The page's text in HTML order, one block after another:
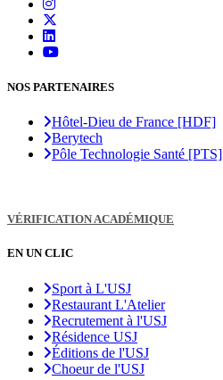
NOS PARTENAIRES
Hôtel-Dieu de France [HDF]
Berytech
Pôle Technologie Santé [PTS]
VÉRIFICATION ACADÉMIQUE
EN UN CLIC
Sport à L'USJ
Restaurant L'Atelier
Recrutement à l'USJ
Résidence USJ
Éditions de l'USJ
Choeur de l'USJ